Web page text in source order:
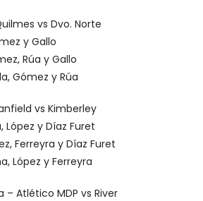
vs Dvo. Norte
y Gallo
Rúa y Gallo
Gómez y Rúa
vs Kimberley
López y Díaz Furet
Ferreyra y Díaz Furet
López y Ferreyra
– Atlético MDP vs River